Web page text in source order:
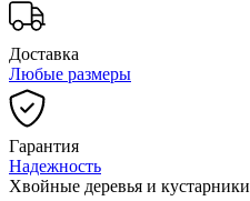
Доставка
Любые размеры
Гарантия
Надежность
Хвойные деревья и кустарники